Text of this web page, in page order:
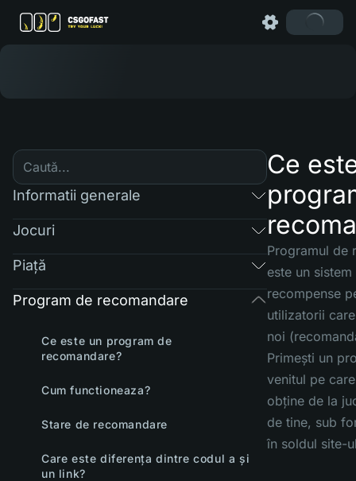
Informatii generale
Jocuri
Piaţă
Program de recomandare
Ce este un program de
recomandare?
Cum functioneaza?
Stare de recomandare
Care este diferența dintre codul a și
un link?
Ce
Programul de
este un sistem
recompense
utilizatorii
noi
Primești un
venitul pe
obține de la
de tine, sub
în soldul site-